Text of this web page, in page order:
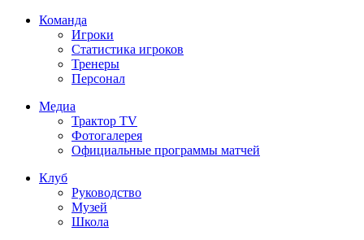
Команда
Игроки
Статистика игроков
Тренеры
Персонал
Медиа
Трактор TV
Фотогалерея
Официальные программы матчей
Клуб
Руководство
Музей
Школа